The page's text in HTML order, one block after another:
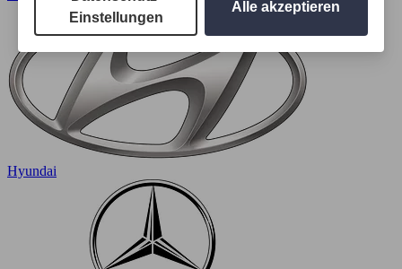
Hyundai
Einstellungen
Alle akzeptieren